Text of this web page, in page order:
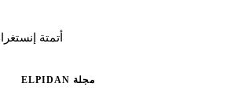
أتمتة
مجلة ELPIDAN